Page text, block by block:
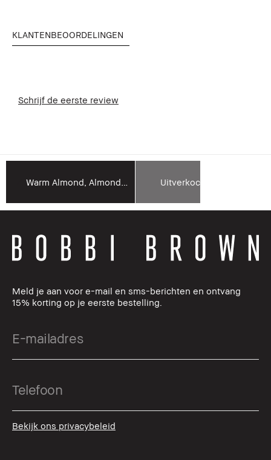
KLANTENBEOORDELINGEN
Schrijf de eerste review
Uitverkocht
Meld je aan voor e-mail en sms-berichten en ontvang
15% korting op je eerste bestelling.
Bekijk ons privacybeleid